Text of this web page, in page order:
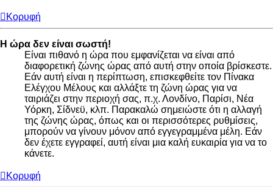
Κορυφή
Η ώρα δεν είναι σωστή!
Είναι πιθανό η ώρα που εμφανίζεται να είναι από
διαφορετική ζώνης ώρας από αυτή στην οποία βρίσκεστε.
Εάν αυτή είναι η περίπτωση, επισκεφθείτε τον Πίνακα
Ελέγχου Μέλους και αλλάξτε τη ζώνη ώρας για να
ταιριάζει στην περιοχή σας, π.χ. Λονδίνο, Παρίσι, Νέα
Υόρκη, Σίδνεϋ, κλπ. Παρακαλώ σημειώστε ότι η αλλαγή
της ζώνης ώρας, όπως και οι περισσότερες ρυθμίσεις,
μπορούν να γίνουν μόνον από εγγεγραμμένα μέλη. Εάν
δεν έχετε εγγραφεί, αυτή είναι μια καλή ευκαιρία για να το
κάνετε.
Κορυφή